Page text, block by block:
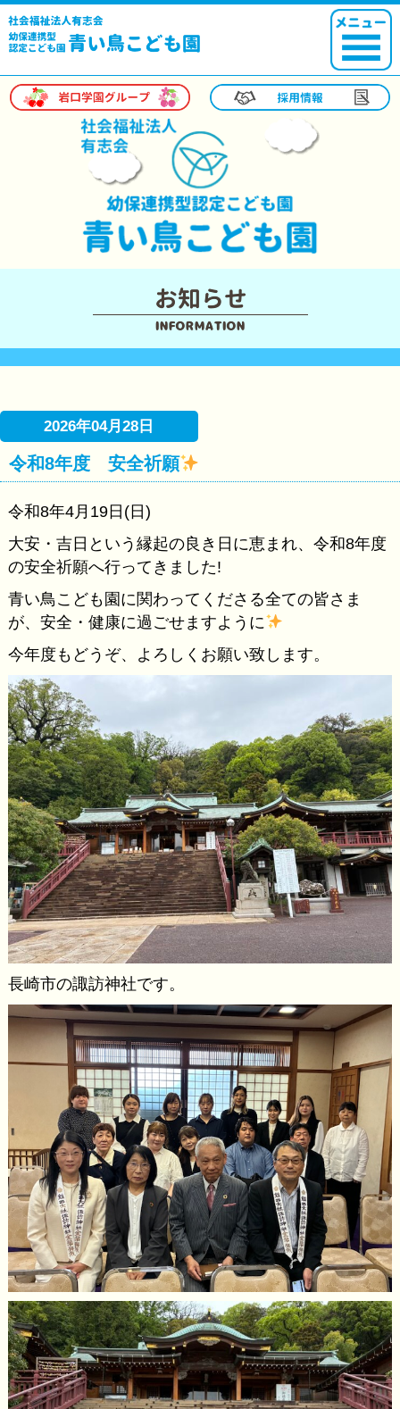
2026年04月28日
令和8年度 安全祈願
令和8年4月19日(日)
大安・吉日という縁起の良き日に恵まれ、令和8年度
の安全祈願へ行ってきました!
青い鳥こども園に関わってくださる全ての皆さま
が、安全・健康に過ごせますように
今年度もどうぞ、よろしくお願い致します。
長崎市の諏訪神社です。